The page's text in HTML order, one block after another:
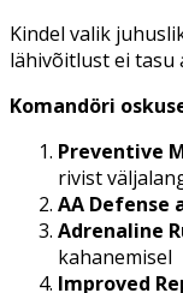
Kindel valik
lähivõitlust ei tasu
Komandöri
Preventive
rivist
AA Defense
Adrenaline
kahanemisel
Improved